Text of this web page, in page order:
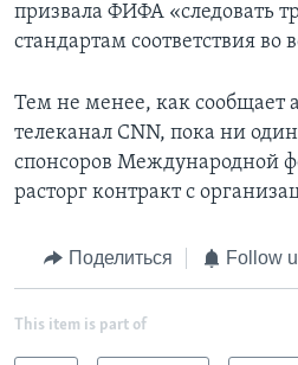
призвала ФИФА «следовать
стандартам соответствия во
Тем не менее, как сообщает
телеканал CNN, пока ни
спонсоров Международной
расторг контракт с
Поделиться Follow
This item is part of